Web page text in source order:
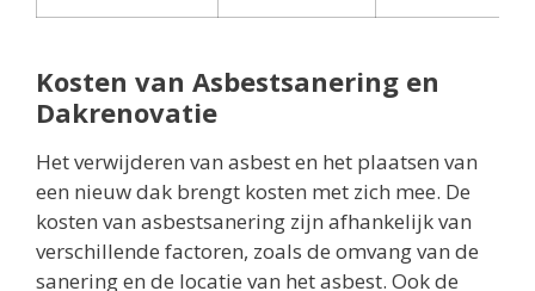
Kosten van Asbestsanering en
Dakrenovatie
Het verwijderen van asbest en het plaatsen van
een nieuw dak brengt kosten met zich mee. De
kosten van asbestsanering zijn afhankelijk van
verschillende factoren, zoals de omvang van de
sanering en de locatie van het asbest. Ook de